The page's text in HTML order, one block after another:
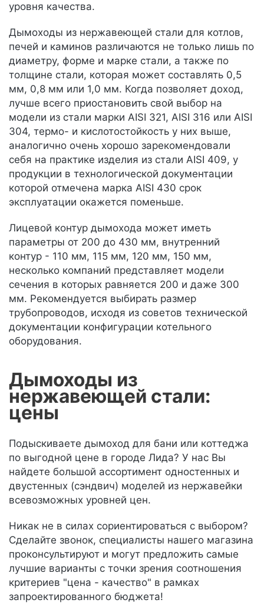
уровня качества.
Дымоходы из нержавеющей стали для котлов,
печей и каминов различаются не только лишь по
диаметру, форме и марке стали, а также по
толщине стали, которая может составлять 0,5
мм, 0,8 мм или 1,0 мм. Когда позволяет доход,
лучше всего приостановить свой выбор на
модели из стали марки AISI 321, AISI 316 или AISI
304, термо- и кислотостойкость у них выше,
аналогично очень хорошо зарекомендовали
себя на практике изделия из стали AISI 409, у
продукции в технологической документации
которой отмечена марка AISI 430 срок
эксплуатации окажется поменьше.
Лицевой контур дымохода может иметь
параметры от 200 до 430 мм, внутренний
контур - 110 мм, 115 мм, 120 мм, 150 мм,
несколько компаний представляет модели
сечения в которых равняется 200 и даже 300
мм. Рекомендуется выбирать размер
трубопроводов, исходя из советов технической
документации конфигурации котельного
оборудования.
Дымоходы из
нержавеющей стали:
цены
Подыскиваете дымоход для бани или коттеджа
по выгодной цене в городе Лида? У нас Вы
найдете большой ассортимент одностенных и
двустенных (сэндвич) моделей из нержавейки
всевозможных уровней цен.
Никак не в силах сориентироваться с выбором?
Сделайте звонок, специалисты нашего магазина
проконсультируют и могут предложить самые
лучшие варианты с точки зрения соотношения
критериев "цена - качество" в рамках
запроектированного бюджета!